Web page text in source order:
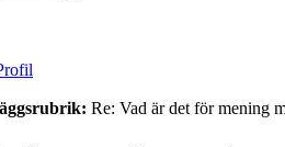
Re: Vad är det för mening